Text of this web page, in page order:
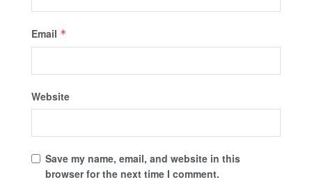
Email *
Website
Save my name, email, and website in this
browser for the next time I comment.